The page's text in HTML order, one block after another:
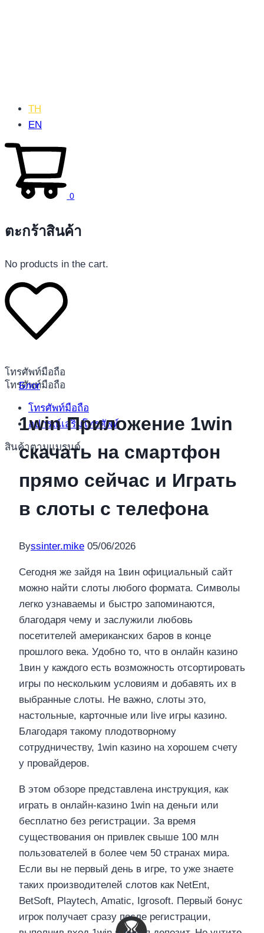
โทรศัพท์มือถือ
โทรศัพท์มือถือ
โทรศัพท์มือถือ
อุปกรณ์เสริมโทรศัพท์
สินค้าตามแบรนด์
TH
EN
0
ตะกร้าสินค้า
No products in the cart.
Блог
1win Приложение 1win
скачать на смартфон
прямо сейчас и Играть
в слоты с телефона
Byssinter.mike 05/06/2026
Сегодня же зайдя на 1вин официальный сайт
можно найти слоты любого формата. Символы
легко узнаваемы и быстро запоминаются,
благодаря чему и заслужили любовь
посетителей американских баров в конце
прошлого века. Удобно то, что в онлайн казино
1вин у каждого есть возможность отсортировать
игры по нескольким условиям и добавять их в
выбранные слоты. Не важно, слоты это,
настольные, карточные или live игры казино.
Благодаря такому плодотворному
сотрудничеству, 1win казино на хорошем счету
у провайдеров.
В этом обзоре представлена инструкция, как
играть в онлайн-казино 1win на деньги или
бесплатно без регистрации. За время
существования он привлек свыше 100 млн
пользователей в более чем 50 странах мира.
Если вы не первый день в игре, то уже знаете
таких производителей слотов как NetEnt,
BetSoft, Playtech, Amatic, Igrosoft. Первый бонус
игрок получает сразу после регистрации,